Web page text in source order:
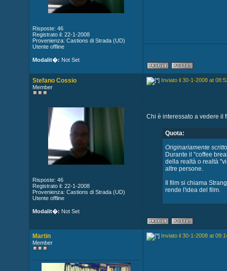
Risposte: 46
Registrato il: 22-1-2008
Provenienza: Castions di Strada (UD)
Utente offline
Modalit�: Not Set
Stefano Cossio
Member
Risposte: 46
Registrato il: 22-1-2008
Provenienza: Castions di Strada (UD)
Utente offline
Modalit�: Not Set
Inviato il 30-1-2008 at
Chi è interessato a vedere il
Quota:
Originariamente
Durante il "coffee
della realtà o realtà
altre persone.
Il film si chiama
rende l'idea del film.
Martin
Member
Inviato il 30-1-2008 at